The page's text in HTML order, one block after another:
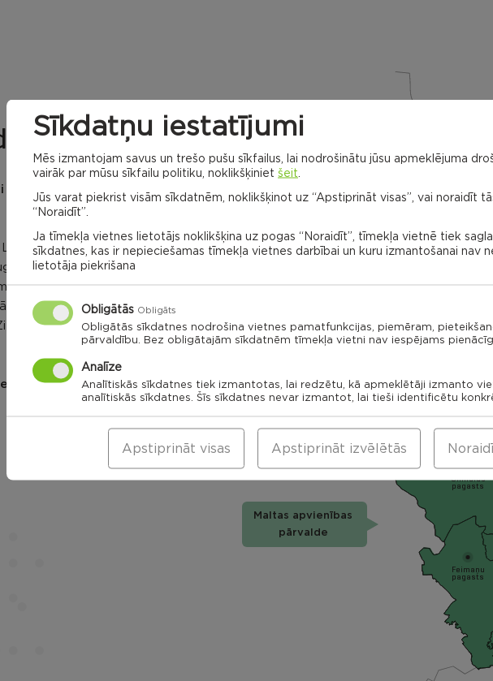
karte
Viļānu pilsēta
vidū. Tā
tās ziemeļu
–
līdzenumā, bet
kartes, lai
Dricānu apvienības
Maltas apvienības
pārvalde
pārvalde
pagasts
Gaigalavas
Silmalas
pagasts
Feimaņu
pagasts
Sokolku
Viļānu
Sīkdatņu iestatījumi
Mēs izmantojam savus un trešo pušu sīkfailus, lai nodrošinātu jūsu apmeklējuma
vairāk par mūsu sīkfailu politiku, noklikšķiniet šeit
Jūs varat piekrist visām sīkdatnēm, noklikšķinot uz “Apstiprināt visas”, vai noraidīt
“Noraidīt”.
Ja tīmekļa vietnes lietotājs noklikšķina uz pogas “Noraidīt”, tīmekļa vietnē tiek
sīkdatnes, kas ir nepieciešamas tīmekļa vietnes darbībai un kuru izmantošanai nav
lietotāja piekrišana
Obligātās Obligāts
Obligātās sīkdatnes nodrošina vietnes pamatfunkcijas, piemēram,
pārvaldību. Bez obligātajām sīkdatnēm tīmekļa vietni nav iespējams
Analīze
Analītiskās sīkdatnes tiek izmantotas, lai redzētu, kā apmeklētāji izmanto
analītiskās sīkdatnes. Šīs sīkdatnes nevar izmantot, lai tieši identificētu
Apstiprināt izvēlētās
Apstiprināt visas